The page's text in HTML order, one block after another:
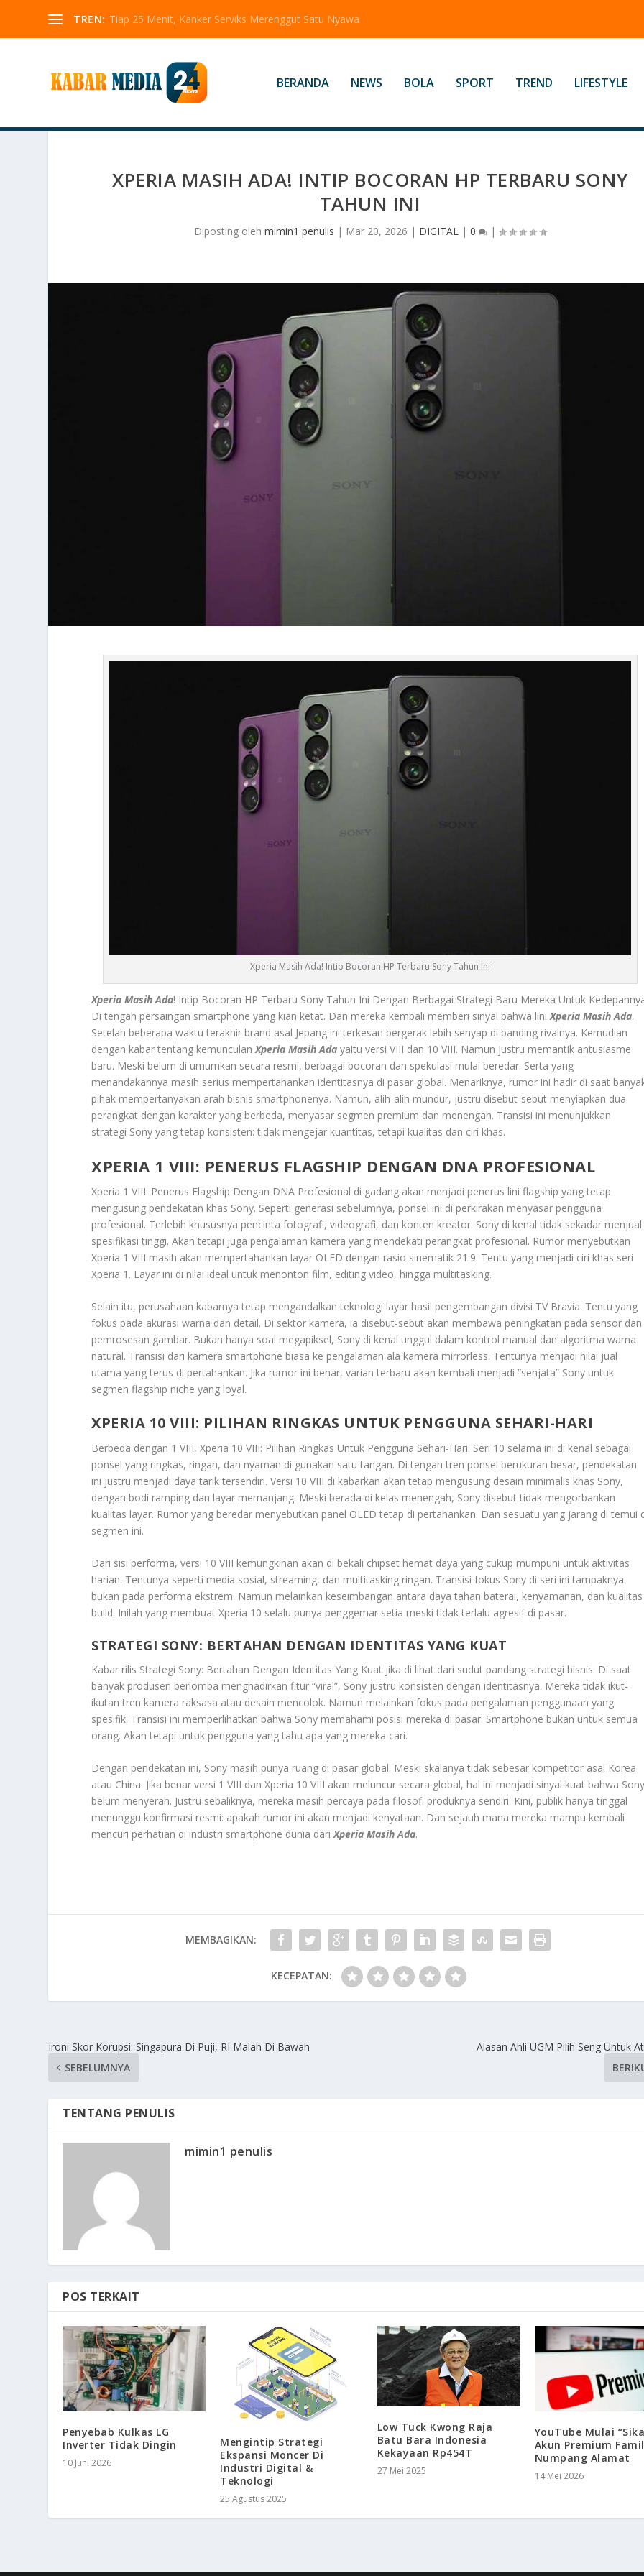
TREN: Tiap 25 Menit, Kanker Serviks Merenggut Satu Nyawa
BERANDA NEWS BOLA SPORT TREND LIFESTYLE
XPERIA MASIH ADA! INTIP BOCORAN HP TERBARU SONY
TAHUN INI
Diposting oleh mimin1 penulis | Mar 20, 2026 | DIGITAL| 0 |
Xperia Masih Ada! Intip Bocoran HP Terbaru Sony Tahun Ini
Xperia Masih Ada! Intip Bocoran HP Terbaru Sony Tahun Ini Dengan Berbagai Strategi Baru Mereka Untuk
Di tengah persaingan smartphone yang kian ketat. Dan mereka kembali memberi sinyal bahwa liniXperia Masih Ada.
Setelah beberapa waktu terakhir brand asal Jepang ini terkesan bergerak lebih senyap di banding rivalnya. Kemudian
dengan kabar tentang kemunculanXperia Masih Ada yaitu versi VIII dan 10 VIII. Namun justru memantik antusiasme
baru. Meski belum di umumkan secara resmi, berbagai bocoran dan spekulasi mulai beredar. Serta yang
menandakannya masih serius mempertahankan identitasnya di pasar global. Menariknya, rumor ini hadir di saat
pihak mempertanyakan arah bisnis smartphonenya. Namun, alih-alih mundur, justru disebut-sebut menyiapkan dua
perangkat dengan karakter yang berbeda, menyasar segmen premium dan menengah. Transisi ini menunjukkan
strategi Sony yang tetap konsisten: tidak mengejar kuantitas, tetapi kualitas dan ciri khas.
XPERIA 1 VIII: PENERUS FLAGSHIP DENGAN DNA PROFESIONAL
Xperia 1 VIII: Penerus Flagship Dengan DNA Profesional di gadang akan menjadi penerus lini flagship yang tetap
mengusung pendekatan khas Sony. Seperti generasi sebelumnya, ponsel ini di perkirakan menyasar pengguna
profesional. Terlebih khususnya pencinta fotografi, videografi, dan konten kreator. Sony di kenal tidak sekadar menjual
spesifikasi tinggi. Akan tetapi juga pengalaman kamera yang mendekati perangkat profesional. Rumor menyebutkan
Xperia 1 VIII masih akan mempertahankan layar OLED dengan rasio sinematik 21:9. Tentu yang menjadi ciri khas seri
Xperia 1. Layar ini di nilai ideal untuk menonton film, editing video, hingga multitasking.
Selain itu, perusahaan kabarnya tetap mengandalkan teknologi layar hasil pengembangan divisi TV Bravia. Tentu yang
fokus pada akurasi warna dan detail. Di sektor kamera, ia disebut-sebut akan membawa peningkatan pada sensor dan
pemrosesan gambar. Bukan hanya soal megapiksel, Sony di kenal unggul dalam kontrol manual dan algoritma warna
natural. Transisi dari kamera smartphone biasa ke pengalaman ala kamera mirrorless. Tentunya menjadi nilai jual
utama yang terus di pertahankan. Jika rumor ini benar, varian terbaru akan kembali menjadi “senjata” Sony untuk
segmen flagship niche yang loyal.
XPERIA 10 VIII: PILIHAN RINGKAS UNTUK PENGGUNA SEHARI-HARI
Berbeda dengan 1 VIII,Xperia 10 VIII: Pilihan Ringkas Untuk Pengguna Sehari-Hari. Seri 10 selama ini di kenal sebagai
ponsel yang ringkas, ringan, dan nyaman di gunakan satu tangan. Di tengah tren ponsel berukuran besar, pendekatan
ini justru menjadi daya tarik tersendiri. Versi 10 VIII di kabarkan akan tetap mengusung desain minimalis khas Sony,
dengan bodi ramping dan layar memanjang. Meski berada di kelas menengah, Sony disebut tidak mengorbankan
kualitas layar. Rumor yang beredar menyebutkan panel OLED tetap di pertahankan. Dan sesuatu yang jarang di temui
segmen ini.
Dari sisi performa, versi 10 VIII kemungkinan akan di bekali chipset hemat daya yang cukup mumpuni untuk aktivitas
harian. Tentunya seperti media sosial, streaming, dan multitasking ringan. Transisi fokus Sony di seri ini tampaknya
bukan pada performa ekstrem. Namun melainkan keseimbangan antara daya tahan baterai, kenyamanan, dan kualitas
build. Inilah yang membuat Xperia 10 selalu punya penggemar setia meski tidak terlalu agresif di pasar.
STRATEGI SONY: BERTAHAN DENGAN IDENTITAS YANG KUAT
Kabar rilis Strategi Sony: Bertahan Dengan Identitas Yang Kuat jika di lihat dari sudut pandang strategi bisnis. Di saat
banyak produsen berlomba menghadirkan fitur “viral”, Sony justru konsisten dengan identitasnya. Mereka tidak ikut-
ikutan tren kamera raksasa atau desain mencolok. Namun melainkan fokus pada pengalaman penggunaan yang
spesifik. Transisi ini memperlihatkan bahwa Sony memahami posisi mereka di pasar. Smartphone bukan untuk semua
orang. Akan tetapi untuk pengguna yang tahu apa yang mereka cari.
Dengan pendekatan ini, Sony masih punya ruang di pasar global. Meski skalanya tidak sebesar kompetitor asal Korea
atau China. Jika benar versi 1 VIII dan Xperia 10 VIII akan meluncur secara global, hal ini menjadi sinyal kuat bahwa
belum menyerah. Justru sebaliknya, mereka masih percaya pada filosofi produknya sendiri. Kini, publik hanya tinggal
menunggu konfirmasi resmi: apakah rumor ini akan menjadi kenyataan. Dan sejauh mana mereka mampu kembali
mencuri perhatian di industri smartphone dunia dariXperia Masih Ada.
MEMBAGIKAN:
KECEPATAN:
Ironi Skor Korupsi: Singapura Di Puji, RI Malah Di Bawah
SEBELUMNYA
Alasan Ahli UGM Pilih Seng Untuk
TENTANG PENULIS
mimin1 penulis
POS TERKAIT
Penyebab Kulkas LG
Inverter Tidak Dingin
10 Juni 2026
Mengintip Strategi
Ekspansi Moncer Di
Industri Digital &
Teknologi
25 Agustus 2025
Low Tuck Kwong Raja
Batu Bara Indonesia
Kekayaan Rp454T
27 Mei 2025
YouTube Mulai
Akun Premium
Numpang Alamat
14 Mei 2026